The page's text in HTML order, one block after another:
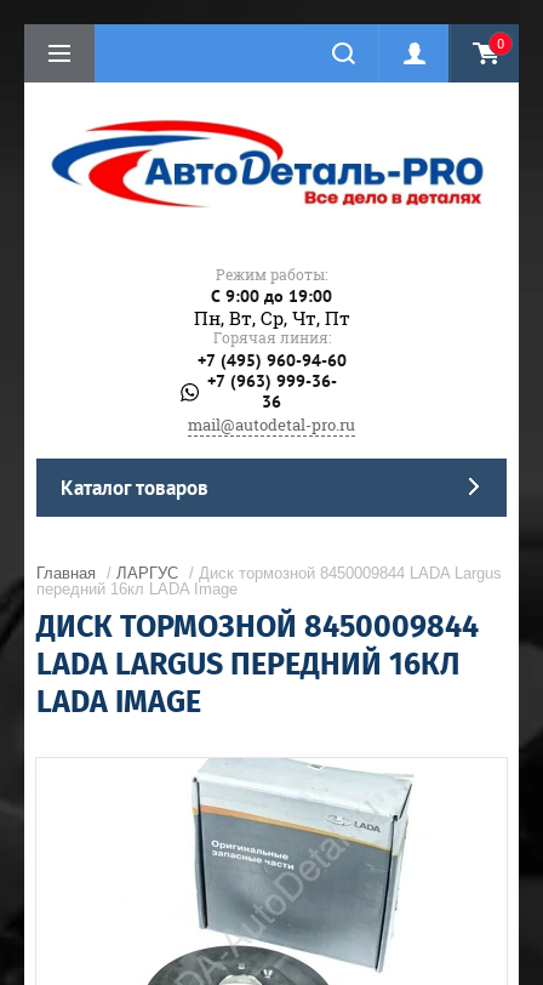
0
Режим работы:
C 9:00 до 19:00
Пн, Вт, Ср, Чт, Пт
Горячая линия:
+7 (495) 960-94-60
+7 (963) 999-36-
36
mail@autodetal-pro.ru
Каталог товаров
Главная / ЛАРГУС / Диск тормозной 8450009844 LADA Largus
передний 16кл LADA Image
ДИСК ТОРМОЗНОЙ 8450009844
LADA LARGUS ПЕРЕДНИЙ 16КЛ
LADA IMAGE